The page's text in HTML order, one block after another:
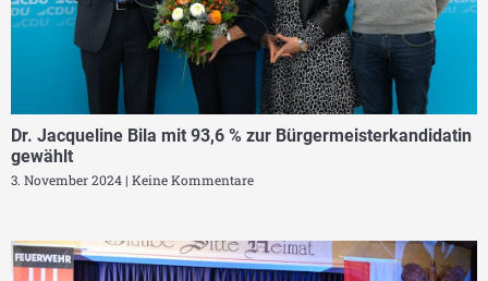
Dr. Jacqueline Bila mit 93,6 % zur Bürgermeisterkandidatin
gewählt
3. November 2024 Keine Kommentare